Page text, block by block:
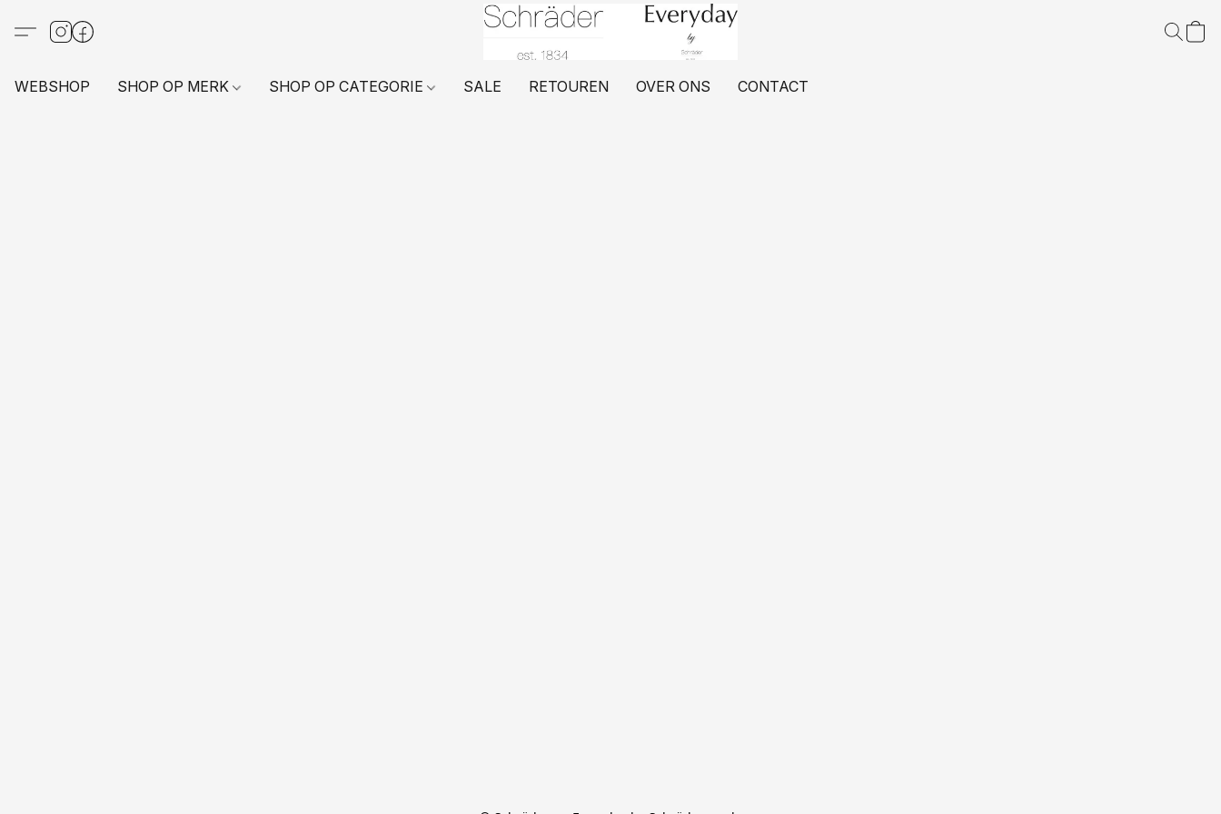
WEBSHOP SHOP OP MERK SHOP OP CATEGORIE SALE RETOUREN OVER ONS CONTACT